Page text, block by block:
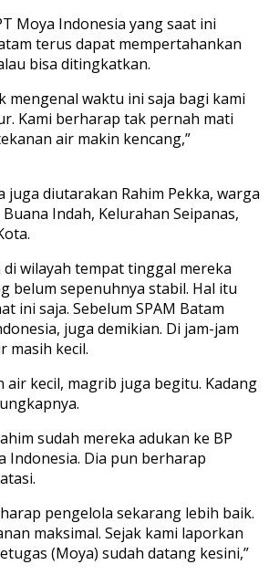
Moya Indonesia yang saat ini
terus dapat mempertahankan
bisa ditingkatkan.
mengenal waktu ini saja bagi kami
Kami berharap tak pernah mati
air makin kencang,”
juga diutarakan Rahim Pekka, warga
Indah, Kelurahan Seipanas,
wilayah tempat tinggal mereka
belum sepenuhnya stabil. Hal itu
ini saja. Sebelum SPAM Batam
juga demikian. Di jam-jam
masih kecil.
air kecil, magrib juga begitu. Kadang
sudah mereka adukan ke BP
Indonesia. Dia pun berharap
pengelola sekarang lebih baik.
maksimal. Sejak kami laporkan
(Moya) sudah datang kesini,”